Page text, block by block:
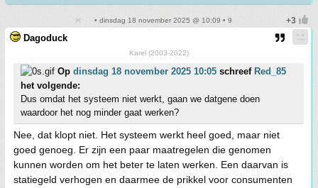
• dinsdag 18 november 2025 @ 10:09 • 9
Dagoduck
Karel (2003-2022)
Op dinsdag 18 november 2025 10:05 schreef Red_85
het volgende:
Dus omdat het systeem niet werkt, gaan we datgene doen
waardoor het nog minder gaat werken?
Nee, dat klopt niet. Het systeem werkt heel goed, maar niet
goed genoeg. Er zijn een paar maatregelen die genomen
kunnen worden om het beter te laten werken. Een daarvan is
statiegeld verhogen en daarmee de prikkel voor consumenten